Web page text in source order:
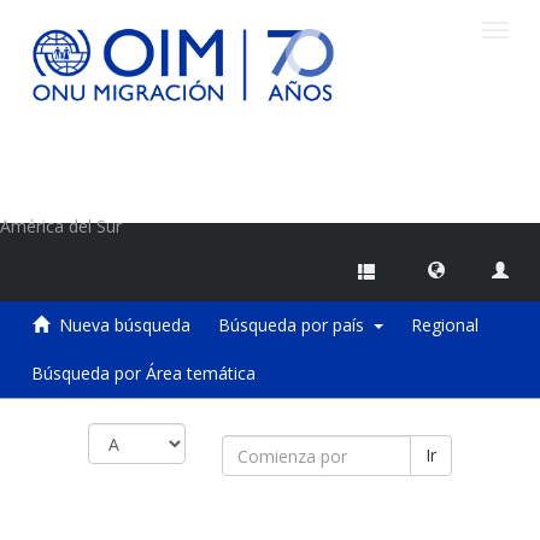
América del Sur
Nueva búsqueda Búsqueda por país Regional
Búsqueda por Área temática
Ir